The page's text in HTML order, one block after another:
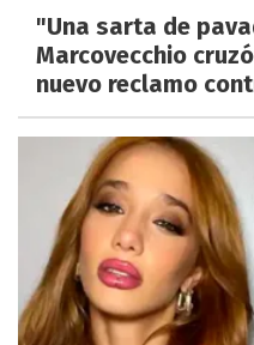
"Una sarta de
Marcovecchio
nuevo reclamo